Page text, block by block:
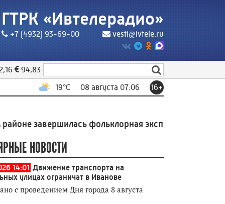
ГТРК «Ивтелерадио»
+7 (4932) 93-69-00 vesti@ivtele.ru
94,83
19°C 08 августа 07:06 16+
фольклорная экспедиция Высшей школы
НОВОСТИ
14:01 Движение транспорта на
улицах ограничат в Иванове
с проведением Дня города 8 августа